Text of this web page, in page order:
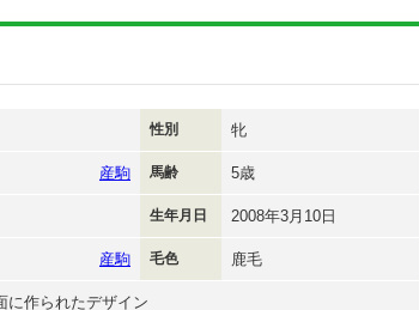
性別 牝
産駒 馬齢 5歳
生年月日 2008年3月10日
産駒 毛色 鹿毛
に作られたデザイン